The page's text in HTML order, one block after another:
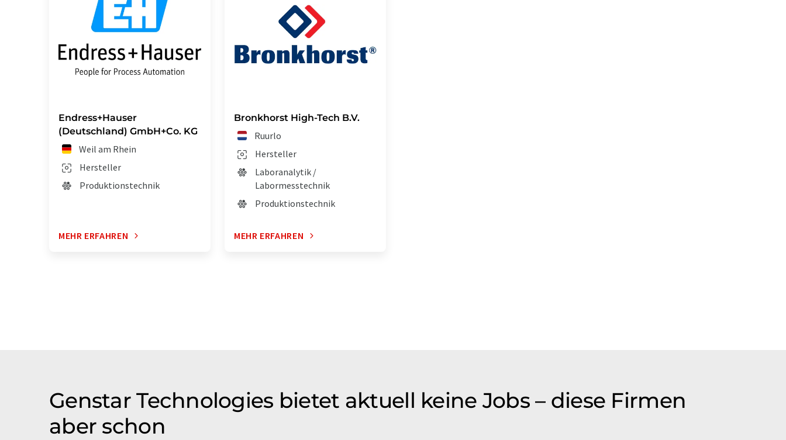
Endress+Hauser
(Deutschland) GmbH+Co. KG
Weil am Rhein
Hersteller
Produktionstechnik
MEHR ERFAHREN
Bronkhorst High-Tech B.V.
Ruurlo
Hersteller
Laboranalytik /
Labormesstechnik
Produktionstechnik
MEHR ERFAHREN
Genstar Technologies bietet aktuell keine Jobs – diese Firmen
aber schon